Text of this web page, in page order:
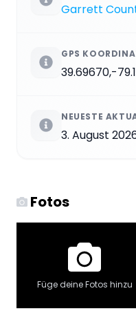
Garrett
GPS
39.69670,-
NEUESTE
3. August
Fotos
Füge deine Fotos hinzu